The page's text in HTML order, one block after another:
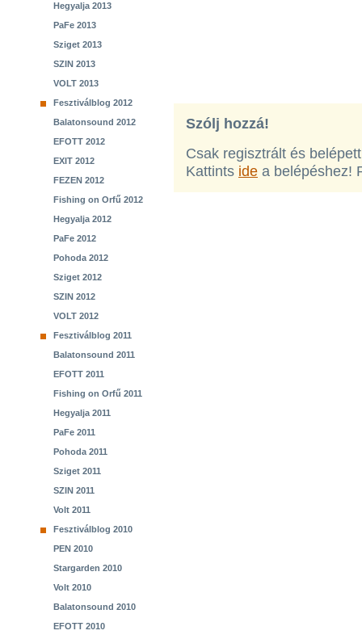
Hegyalja 2013
PaFe 2013
Sziget 2013
SZIN 2013
VOLT 2013
Fesztiválblog 2012
Balatonsound 2012
EFOTT 2012
EXIT 2012
FEZEN 2012
Fishing on Orfű 2012
Hegyalja 2012
PaFe 2012
Pohoda 2012
Sziget 2012
SZIN 2012
VOLT 2012
Fesztiválblog 2011
Balatonsound 2011
EFOTT 2011
Fishing on Orfű 2011
Hegyalja 2011
PaFe 2011
Pohoda 2011
Sziget 2011
SZIN 2011
Volt 2011
Fesztiválblog 2010
PEN 2010
Stargarden 2010
Volt 2010
Balatonsound 2010
EFOTT 2010
Szólj hozzá!
Csak regisztrált és
Kattints ide a belépéshez!